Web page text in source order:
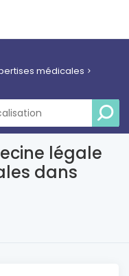
médicales
légale
dans